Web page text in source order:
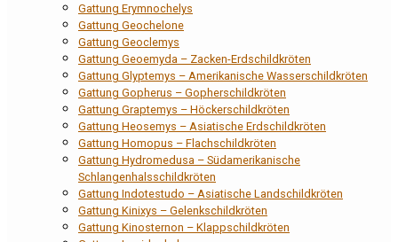
Gattung Erymnochelys
Gattung Geochelone
Gattung Geoclemys
Gattung Geoemyda – Zacken-Erdschildkröten
Gattung Glyptemys – Amerikanische Wasserschildkröten
Gattung Gopherus – Gopherschildkröten
Gattung Graptemys – Höckerschildkröten
Gattung Heosemys – Asiatische Erdschildkröten
Gattung Homopus – Flachschildkröten
Gattung Hydromedusa – Südamerikanische
Schlangenhalsschildkröten
Gattung Indotestudo – Asiatische Landschildkröten
Gattung Kinixys – Gelenkschildkröten
Gattung Kinosternon – Klappschildkröten